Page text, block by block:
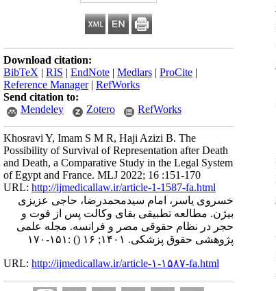
Download citation:
BibTeX | RIS | EndNote | Medlars | ProCite |
Reference Manager| RefWorks
Send citation to:
Mendeley
Zotero RefWorks
Khosravi Y, Imam S M R, Haji Azizi B. The
Possibility of Survival of Representation after Death
and Death, a Comparative Study in the Legal System
of Egypt and France. MLJ 2022; 16 :151-170
URL: http://ijmedicallaw.ir/article-1-1587-fa.html
خسروی یاسر، امام سیدمحمدرضا، حاجی عزیزی
بیژن. مطالعه تطبیقی بقای وکالت پس از فوت و
حجر در نظام حقوقی مصر و فرانسه. مجله علمی
پژوهشی حقوق پزشکی. ۱۴۰۱; ۱۶
() :۱۵۱-۱۷۰
URL: http://ijmedicallaw.ir/article-۱-۱۵۸۷-fa.html